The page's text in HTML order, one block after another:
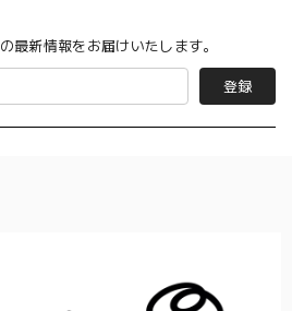
最新情報をお届けいたします。
登録